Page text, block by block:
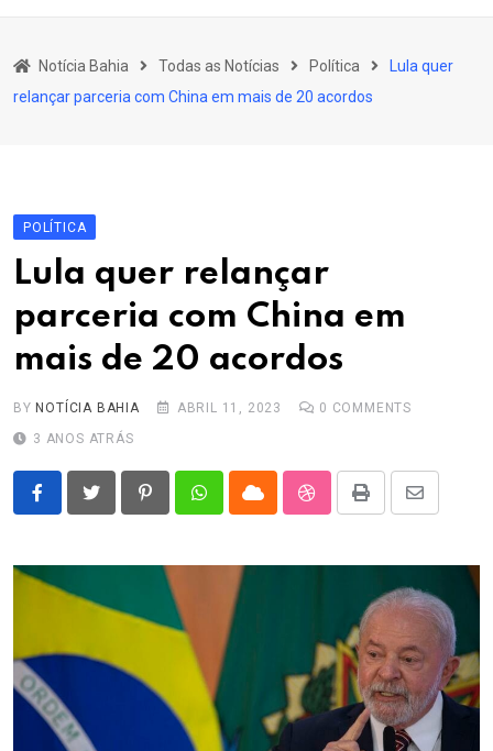
Educação
Esporte
Outros Assuntos
Notícia Bahia Todas as Notícias Política
Lula quer
relançar parceria com China em mais de 20 acordos
POLÍTICA
Lula quer relançar
parceria com China em
mais de 20 acordos
BY NOTÍCIA BAHIA ABRIL 11, 2023 0 COMMENTS
3 ANOS ATRÁS
PinterestWhatsappCloud StumbleUpon
Print
Share
Email